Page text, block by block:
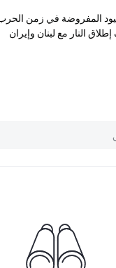
المفروضة في زمن
النار مع لبنان وإيران